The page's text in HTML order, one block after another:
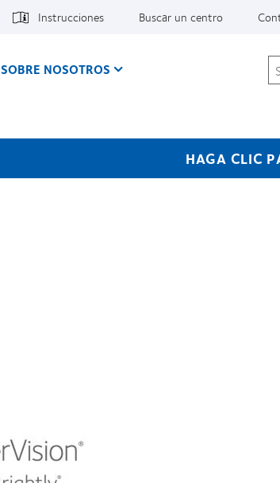
Instrucciones Buscar un centro
SOBRE NOSOTROS
HAGA CLIC